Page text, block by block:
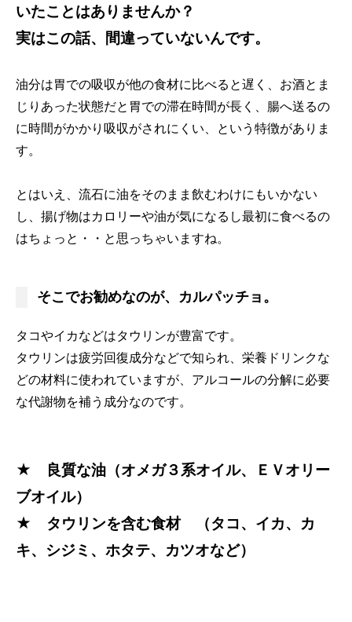
いたことはありませんか？
実はこの話、間違っていないんです。
油分は胃での吸収が他の食材に比べると遅く、お酒とま
じりあった状態だと胃での滞在時間が長く、腸へ送るの
に時間がかかり吸収がされにくい、という特徴がありま
す。
とはいえ、流石に油をそのまま飲むわけにもいかない
し、揚げ物はカロリーや油が気になるし最初に食べるの
はちょっと・・と思っちゃいますね。
そこでお勧めなのが、カルパッチョ。
タコやイカなどはタウリンが豊富です。
タウリンは疲労回復成分などで知られ、栄養ドリンクな
どの材料に使われていますが、アルコールの分解に必要
な代謝物を補う成分なのです。
★ 良質な油（オメガ３系オイル、ＥＶオリー
ブオイル）
★ タウリンを含む食材 （タコ、イカ、カ
キ、シジミ、ホタテ、カツオなど）